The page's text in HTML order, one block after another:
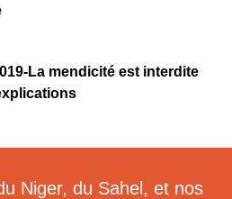
La mendicité est interdite
Niger, du Sahel, et nos